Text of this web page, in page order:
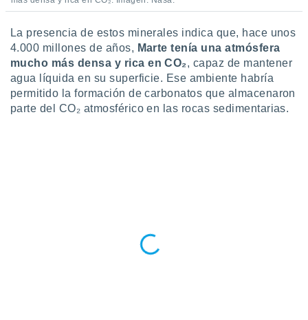
La presencia de estos minerales indica que, hace unos
4.000 millones de años, Marte tenía una atmósfera
mucho más densa y rica en CO₂, capaz de mantener
agua líquida en su superficie. Ese ambiente habría
permitido la formación de carbonatos que almacenaron
parte del CO₂ atmosférico en las rocas sedimentarias.